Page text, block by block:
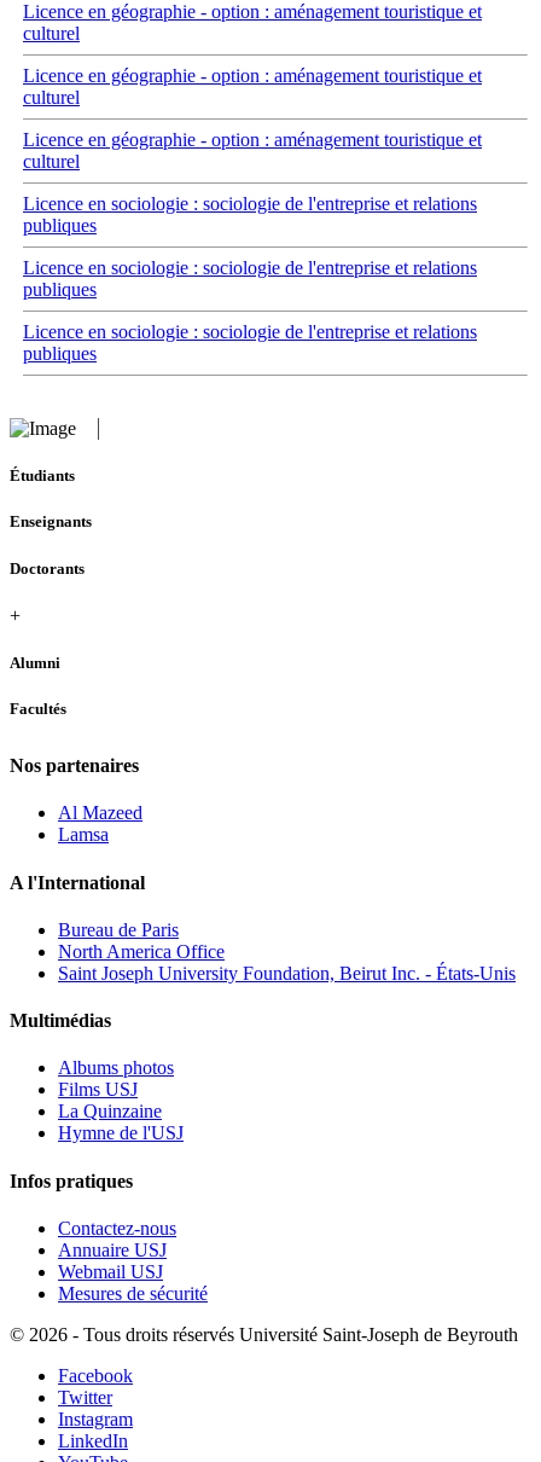
Licence en géographie - option : aménagement touristique et
culturel
Licence en géographie - option : aménagement touristique et
culturel
Licence en géographie - option : aménagement touristique et
culturel
Licence en sociologie : sociologie de l'entreprise et relations
publiques
Licence en sociologie : sociologie de l'entreprise et relations
publiques
Licence en sociologie : sociologie de l'entreprise et relations
publiques
Étudiants
Enseignants
Doctorants
+
Alumni
Facultés
Nos partenaires
Al Mazeed
Lamsa
A l'International
Bureau de Paris
North America Office
Saint Joseph University Foundation, Beirut Inc. - États-Unis
Multimédias
Albums photos
Films USJ
La Quinzaine
Hymne de l'USJ
Infos pratiques
Contactez-nous
Annuaire USJ
Webmail USJ
Mesures de sécurité
© 2026 - Tous droits réservés Université Saint-Joseph de Beyrouth
Facebook
Twitter
Instagram
LinkedIn